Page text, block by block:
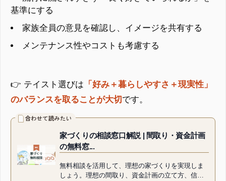
基準にする
家族全員の意見を確認し、イメージを共有する
メンテナンス性やコストも考慮する
👉 テイスト選びは 「好み＋暮らしやすさ＋現実性」
のバランスを取ることが大切 です。
家づくりの相談窓口解説 | 間取り・資金計画
の無料窓...
無料相談を活用して、理想の家づくりを実現しま
しょう。理想の間取り、資金計画の立て方、信頼